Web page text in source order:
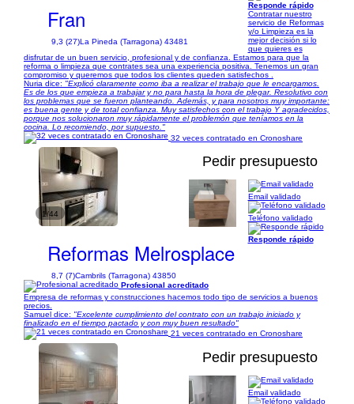
Fran
9,3 (27)La Pineda (Tarragona) 43481
Responde rápido
Contratar nuestro
servicio de Reformas
y/o Limpieza es la
mejor decisión si lo
que quieres es
disfrutar de un buen servicio, profesional y de confianza. Estamos para que la
reforma o limpieza que contrates sea una experiencia positiva. Tenemos un gran
compromiso y queremos que todos los clientes queden satisfechos .
Nuria dice: "Explicó claramente como iba a realizar el trabajo que le encargamos.
Es de los que empieza a trabajar y no para hasta la hora de plegar. Resolutivo con
los problemas que se fueron planteando. Además, y para nosotros muy importante:
es buena gente y de total confianza. Muy satisfechos con el trabajo Y agradecidos,
porque nos solucionaron muy rápidamente el problemón que teníamos en la
cocina. Lo recomiendo, por supuesto."
32 veces contratado en Cronoshare
1/44
Pedir presupuesto
Reformas Melrosplace
8,7 (7)Cambrils (Tarragona) 43850
Email validado
Teléfono validado
Responde rápido
Profesional acreditado
Empresa de reformas y construcciones hacemos todo tipo de servicios a buenos
precios.
Samuel dice: "Excelente cumplimiento del contrato con un trabajo iniciado y
finalizado en el tiempo pactado y con muy buen resultado"
21 veces contratado en Cronoshare
Pedir presupuesto
Email validado